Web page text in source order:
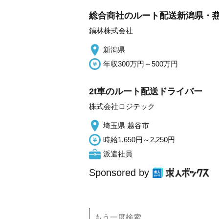
総合商社のルート配送新潟県・
鍋林株式会社
新潟県
年収300万円～500万円
2t車のルート配送ドライバー
株式会社ロジテック
埼玉県 越谷市
時給1,650円～2,250円
派遣社員
Sponsored by